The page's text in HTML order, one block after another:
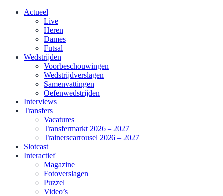
Actueel
Live
Heren
Dames
Futsal
Wedstrijden
Voorbeschouwingen
Wedstrijdverslagen
Samenvattingen
Oefenwedstrijden
Interviews
Transfers
Vacatures
Transfermarkt 2026 – 2027
Trainerscarrousel 2026 – 2027
Slotcast
Interactief
Magazine
Fotoverslagen
Puzzel
Video’s